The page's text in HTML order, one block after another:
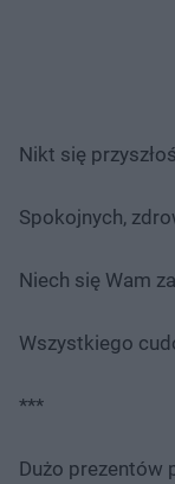
Nikt się
Spokojnych,
Niech się Wam
Wszystkiego
***
Dużo prezentów